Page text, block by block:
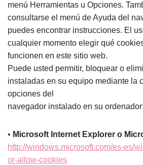
menú Herramientas u Opciones.
consultarse el menú de Ayuda del
puedes encontrar instrucciones. El
cualquier momento elegir qué
funcionen en este sitio web.
Puede usted permitir, bloquear o
instaladas en su equipo mediante la
opciones del
navegador instalado en su ordenador:
• Microsoft Internet Explorer o
http://windows.microsoft.com/es-es/
or-allow-cookies